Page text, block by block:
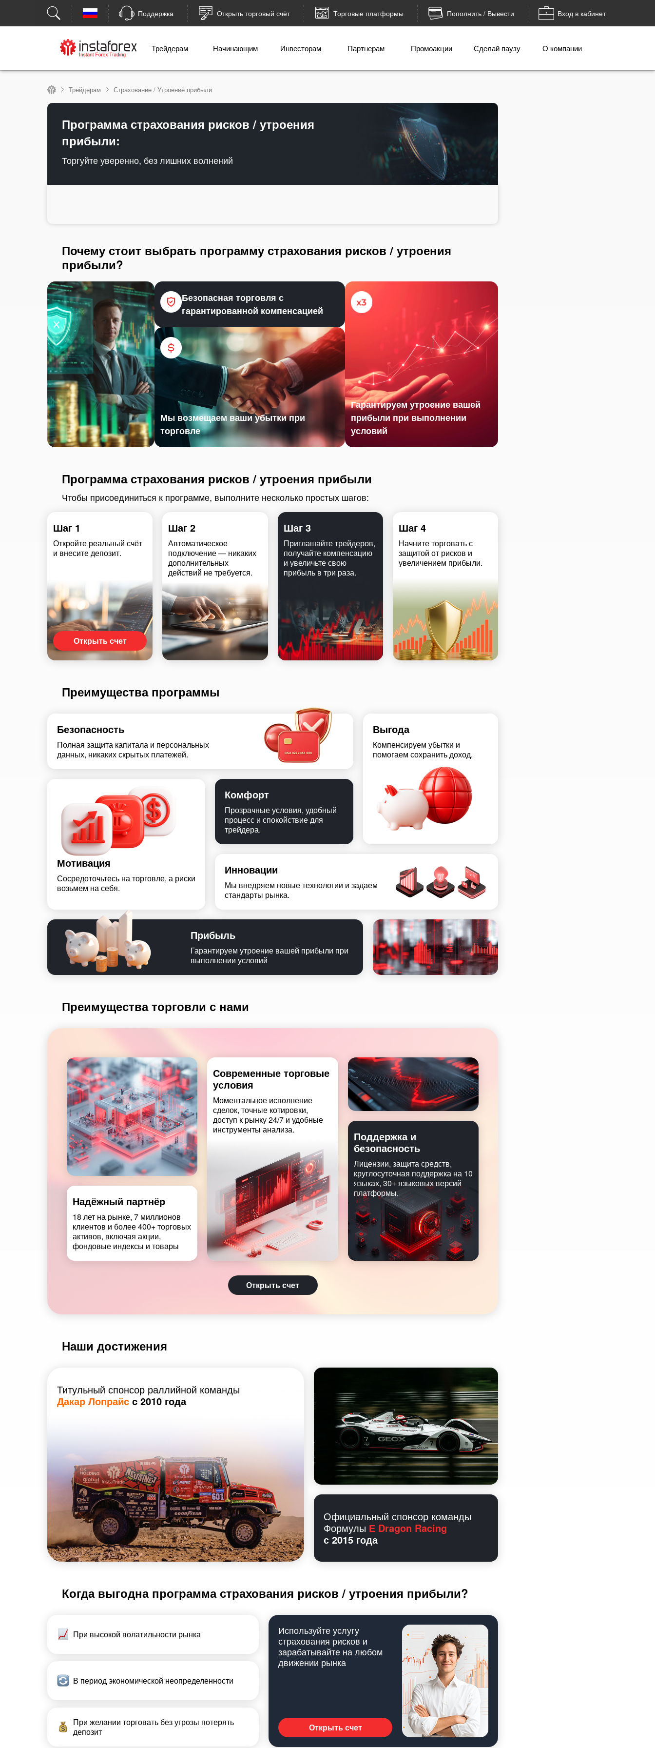
Поддержка Открыть торговый счёт Торговые платформы Пополнить / Вывести Вход в кабинет
Трейдерам Начинающим Инвесторам Партнерам Промоакции Сделай паузу О компании
Трейдерам Страхование / Утроение прибыли
Программа страхования рисков / утроения
прибыли:
Торгуйте уверенно, без лишних волнений
Почему стоит выбрать программу страхования рисков / утроения
прибыли?
Безопасная торговля с
гарантированной компенсацией
Мы возмещаем ваши убытки при
торговле
Гарантируем утроение вашей
прибыли при выполнении
условий
Программа страхования рисков / утроения прибыли
Чтобы присоединиться к программе, выполните несколько простых шагов:
Шаг 1
Откройте реальный счёт
и внесите депозит.
Открыть счет
Шаг 2
Автоматическое
подключение — никаких
дополнительных
действий не требуется.
Шаг 3
Приглашайте трейдеров,
получайте компенсацию
и увеличьте свою
прибыль в три раза.
Шаг 4
Начните торговать с
защитой от рисков и
увеличением прибыли.
Преимущества программы
Безопасность
Полная защита капитала и персональных
данных, никаких скрытых платежей.
Выгода
Компенсируем убытки и
помогаем сохранить доход.
Мотивация
Сосредоточьтесь на торговле, а риски
возьмем на себя.
Комфорт
Прозрачные условия, удобный
процесс и спокойствие для
трейдера.
Инновации
Мы внедряем новые технологии и задаем
стандарты рынка.
Прибыль
Гарантируем утроение вашей прибыли при
выполнении условий
Преимущества торговли с нами
Надёжный партнёр
18 лет на рынке, 7 миллионов
клиентов и более 400+ торговых
активов, включая акции,
фондовые индексы и товары
Современные торговые
условия
Моментальное исполнение
сделок, точные котировки,
доступ к рынку 24/7 и удобные
инструменты анализа.
Поддержка и
безопасность
Лицензии, защита средств,
круглосуточная поддержка на 10
языках, 30+ языковых версий
платформы.
Открыть счет
Наши достижения
Титульный спонсор раллийной команды
Дакар Лопрайс с 2010 года
Официальный спонсор команды
Формулы Е Dragon Racing
с 2015 года
Когда выгодна программа страхования рисков / утроения прибыли?
При высокой волатильности рынка
В период экономической неопределенности
При желании торговать без угрозы потерять
депозит
Используйте услугу
страхования рисков и
зарабатывайте на любом
движении рынка
Открыть счет